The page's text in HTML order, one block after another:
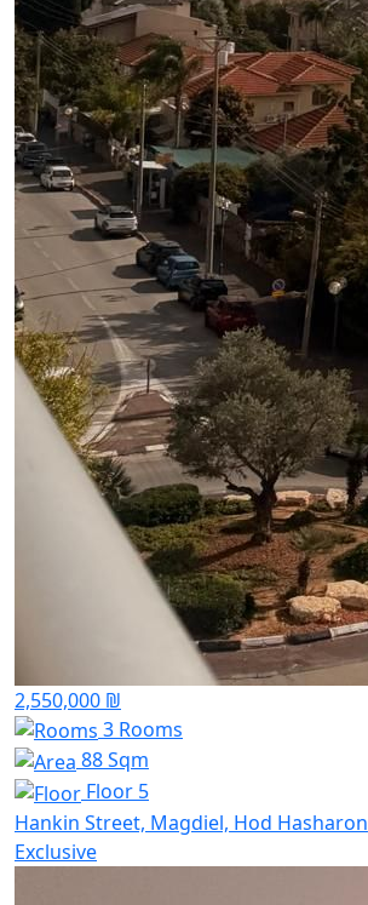
2,550,000 ₪
3 Rooms
88 Sqm
Floor 5
Hankin Street, Magdiel, Hod Hasharon
Exclusive